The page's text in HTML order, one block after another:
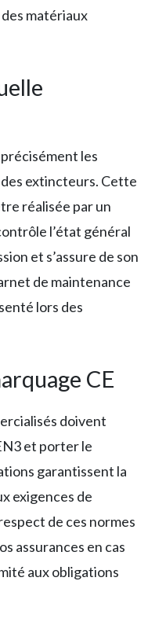
matériaux
les
extincteurs. Cette
réalisée par un
l’état général
et s’assure de son
de maintenance
lors des
CE
doivent
et porter le
garantissent la
exigences de
de ces normes
assurances en cas
aux obligations